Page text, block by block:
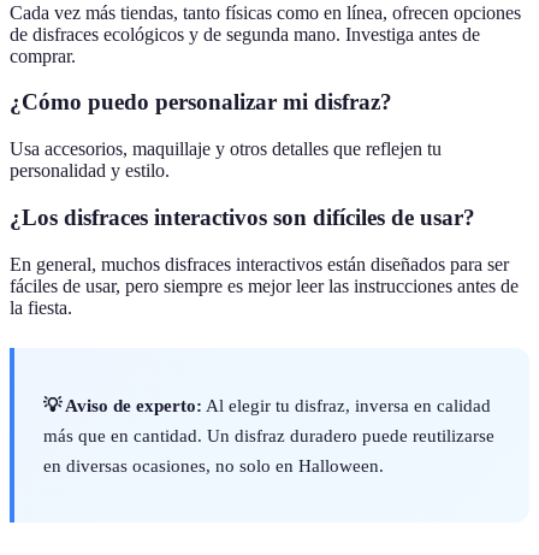
Cada vez más tiendas, tanto físicas como en línea, ofrecen opciones
de disfraces ecológicos y de segunda mano. Investiga antes de
comprar.
¿Cómo puedo personalizar mi disfraz?
Usa accesorios, maquillaje y otros detalles que reflejen tu
personalidad y estilo.
¿Los disfraces interactivos son difíciles de usar?
En general, muchos disfraces interactivos están diseñados para ser
fáciles de usar, pero siempre es mejor leer las instrucciones antes de
la fiesta.
💡 Aviso de experto: Al elegir tu disfraz, inversa en calidad
más que en cantidad. Un disfraz duradero puede reutilizarse
en diversas ocasiones, no solo en Halloween.